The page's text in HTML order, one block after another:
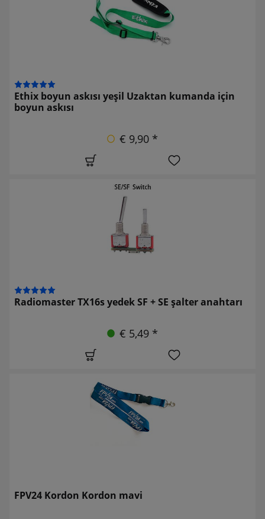
Ethix boyun askısı yeşil Uzaktan kumanda için
boyun askısı
€ 9,90 *
Radiomaster TX16s yedek SF + SE şalter anahtarı
€ 5,49 *
FPV24 Kordon Kordon mavi